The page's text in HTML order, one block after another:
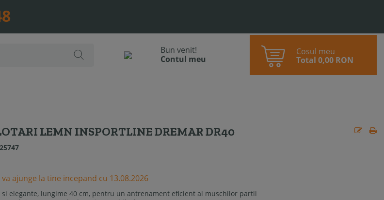
bun venit!
contul meu
Cosul meu
Total 0,00 RON
LEMN INSPORTLINE DREMAR DR40
25747
ajunge la tine incepand cu 13.08.2026
si elegante, lungime 40 cm, pentru un antrenament eficient al muschilor partii